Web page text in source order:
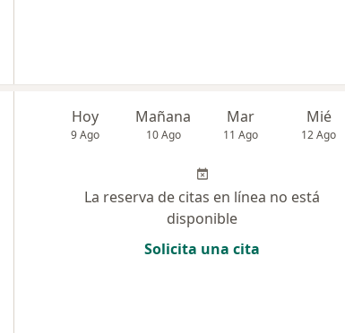
Hoy
9 Ago
Mañana
10 Ago
Mar
11 Ago
Mié
12 Ago
La reserva de citas en línea no está
disponible
Solicita una cita